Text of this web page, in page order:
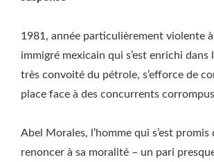
1981, année particulièrement violente
immigré mexicain qui s’est enrichi dans
très convoité du pétrole, s’efforce de
place face à des concurrents
Abel Morales, l’homme qui s’est promis
renoncer à sa moralité – un pari